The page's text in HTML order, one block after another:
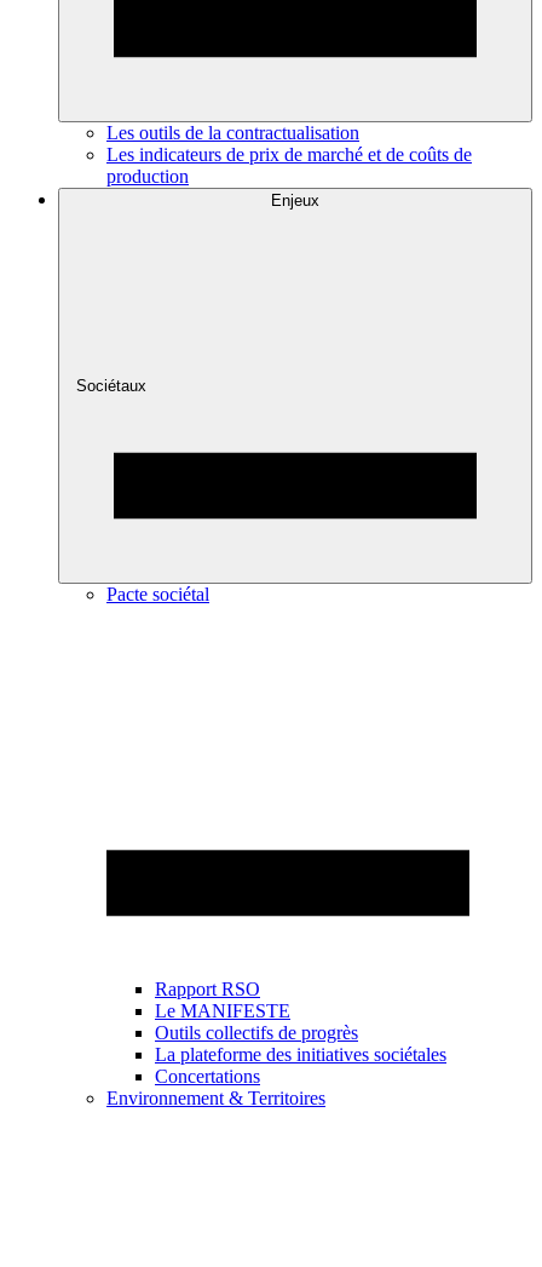
Les outils de la contractualisation
Les indicateurs de prix de marché et de coûts de
production
Enjeux
Sociétaux
Pacte sociétal
Rapport RSO
Le MANIFESTE
Outils collectifs de progrès
La plateforme des initiatives sociétales
Concertations
Environnement & Territoires